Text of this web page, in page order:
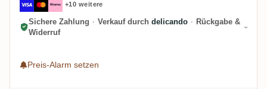
+10 weitere
Sichere Zahlung · Verkauf durch delicando · Rückgabe &
Widerruf
Preis-Alarm setzen